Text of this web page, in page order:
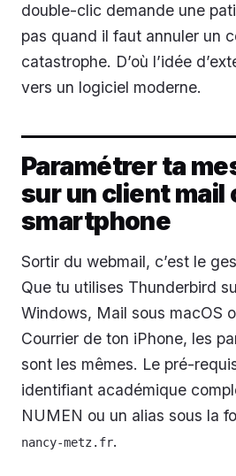
double-clic demande une
pas quand il faut annuler un
catastrophe. D’où l’idée
vers un logiciel moderne.
Paramétrer ta
sur un client mail
smartphone
Sortir du webmail, c’est le
Que tu utilises Thunderbird
Windows, Mail sous macOS
Courrier de ton iPhone, les
sont les mêmes. Le pré-
identifiant académique
NUMEN ou un alias sous la
nancy-metz.fr.